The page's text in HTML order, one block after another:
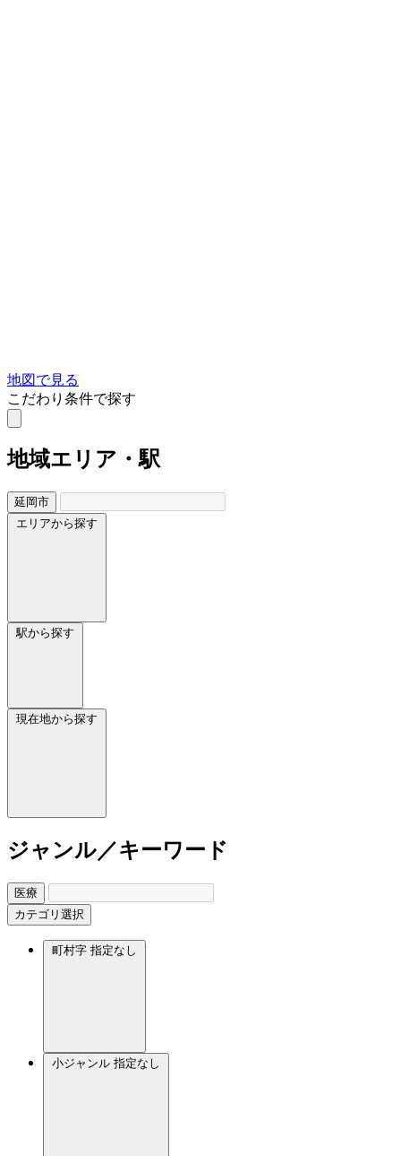
地図で見る
こだわり条件で探す
地域エリア・駅
延岡市
エリアから探す
駅から探す
現在地から探す
ジャンル／キーワード
医療
カテゴリ選択
町村字 指定なし
小ジャンル 指定なし